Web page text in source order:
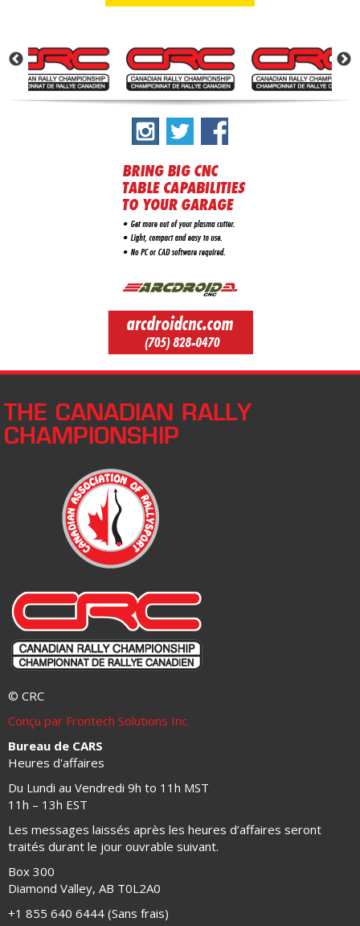
THE CANADIAN RALLY
CHAMPIONSHIP
© CRC
Conçu par Frontech Solutions Inc.
Bureau de CARS
Heures d'affaires
Du Lundi au Vendredi 9h to 11h MST
11h – 13h EST
Les messages laissés après les heures d’affaires seront
traités durant le jour ouvrable suivant.
Box 300
Diamond Valley, AB T0L2A0
+1 855 640 6444 (Sans frais)